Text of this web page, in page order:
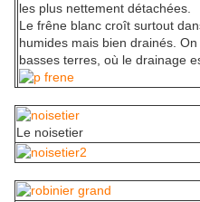
les plus nettement détachées.
Le frêne blanc croît surtout
humides mais bien drainés.
basses terres, où le drainage
Le noisetier